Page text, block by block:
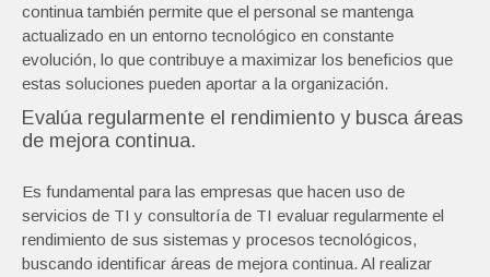
continua también permite que el personal se mantenga
actualizado en un entorno tecnológico en constante
evolución, lo que contribuye a maximizar los beneficios que
estas soluciones pueden aportar a la organización.
Evalúa regularmente el rendimiento y busca áreas
de mejora continua.
Es fundamental para las empresas que hacen uso de
servicios de TI y consultoría de TI evaluar regularmente el
rendimiento de sus sistemas y procesos tecnológicos,
buscando identificar áreas de mejora continua. Al realizar